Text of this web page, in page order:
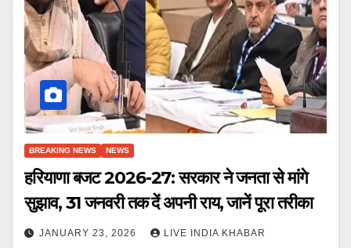
BREAKING NEWS NEWS
हरियाणा बजट 2026-27: सरकार ने जनता से मांगे
सुझाव, 31 जनवरी तक दें अपनी राय, जानें पूरा तरीका
JANUARY 23, 2026 LIVE INDIA KHABAR